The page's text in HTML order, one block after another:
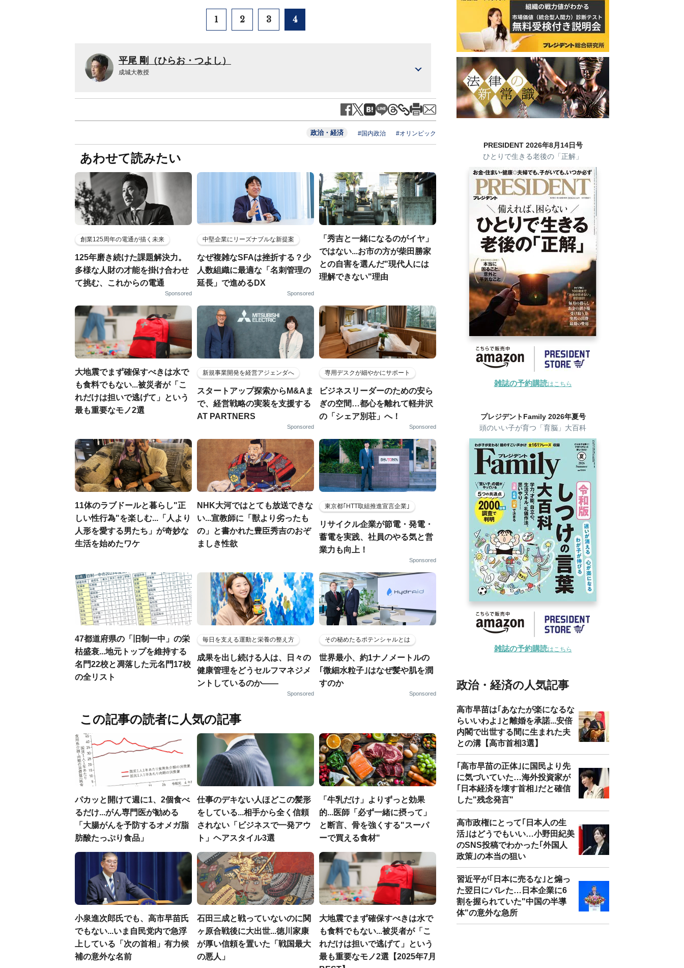
1 2 3 4
平尾 剛（ひらお・つよし）
成城大教授
政治・経済 #国内政治 #オリンピック
あわせて読みたい
創業125周年の電通が描く未来
125年磨き続けた課題解決力。
多様な人財の才能を掛け合わせ
て挑む、これからの電通
Sponsored
中堅企業にリーズナブルな新提案
なぜ複雑なSFAは挫折する？少
人数組織に最適な「名刺管理の
延長」で進めるDX
Sponsored
「秀吉と一緒になるのがイヤ」
ではない...お市の方が柴田勝家
との自害を選んだ"現代人には
理解できない"理由
大地震でまず確保すべきは水で
も食料でもない...被災者が「こ
れだけは担いで逃げて」という
最も重要なモノ2選
新規事業開発を経営アジェンダへ
スタートアップ探索からM&Aま
で、経営戦略の実装を支援する
AT PARTNERS
Sponsored
専用デスクが細やかにサポート
ビジネスリーダーのための安ら
ぎの空間…都心を離れて軽井沢
の「シェア別荘」へ！
Sponsored
11体のラブドールと暮らし"正
しい性行為"を楽しむ...「人より
人形を愛する男たち」が奇妙な
生活を始めたワケ
NHK大河ではとても放送できな
い...宣教師に「獣より劣ったも
の」と書かれた豊臣秀吉のおぞ
ましき性欲
東京都｢HTT取組推進宣言企業｣
リサイクル企業が節電・発電・
蓄電を実践、社員のやる気と営
業力も向上！
Sponsored
47都道府県の「旧制一中」の栄
枯盛衰...地元トップを維持する
名門22校と凋落した元名門17校
の全リスト
毎日を支える運動と栄養の整え方
成果を出し続ける人は、日々の
健康管理をどうセルフマネジメ
ントしているのか——
Sponsored
その秘めたるポテンシャルとは
世界最小、約1ナノメートルの
｢微細水粒子｣はなぜ髪や肌を潤
すのか
Sponsored
この記事の読者に人気の記事
パカッと開けて週に1、2個食べ
るだけ...がん専門医が勧める
「大腸がんを予防するオメガ脂
肪酸たっぷり食品」
仕事のデキない人ほどこの髪形
をしている...相手から全く信頼
されない「ビジネスで一発アウ
ト」ヘアスタイル3選
「牛乳だけ」よりずっと効果
的...医師「必ず一緒に摂って」
と断言、骨を強くする"スーパ
ーで買える食材"
小泉進次郎氏でも、高市早苗氏
でもない...いま自民党内で急浮
上している「次の首相」有力候
補の意外な名前
石田三成と戦っていないのに関
ヶ原合戦後に大出世...徳川家康
が厚い信頼を置いた「戦国最大
の悪人」
大地震でまず確保すべきは水で
も食料でもない...被災者が「こ
れだけは担いで逃げて」という
最も重要なモノ2選【2025年7月
PRESIDENT 2026年8月14日号
ひとりで生きる老後の「正解」
雑誌の予約購読はこちら
プレジデントFamily 2026年夏号
頭のいい子が育つ「育脳」大百科
雑誌の予約購読はこちら
政治・経済の人気記事
高市早苗は｢あなたが楽になるな
らいいわよ｣と離婚を承諾...安倍
内閣で出世する間に生まれた夫
との溝【高市首相3選】
｢高市早苗の正体｣に国民より先
に気づいていた…海外投資家が
｢日本経済を壊す首相｣だと確信
した"残念発言"
高市政権にとって｢日本人の生
活｣はどうでもいい…小野田紀美
のSNS投稿でわかった｢外国人
政策｣の本当の狙い
習近平が｢日本に売るな｣と煽っ
た翌日にバレた…日本企業に6
割を握られていた"中国の半導
体"の意外な急所